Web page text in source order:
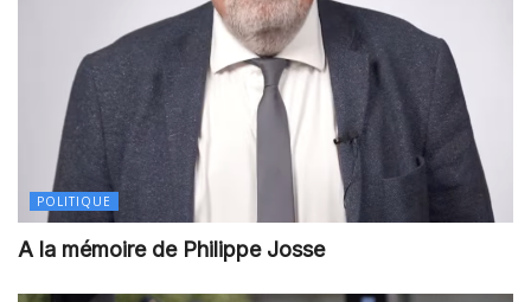
POLITIQUE
A la mémoire de Philippe Josse